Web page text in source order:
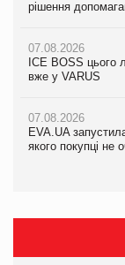
рішення
07.08.2026
ICE BOSS цього
вже у VARUS
07.08.2026
EVA.UA
якого покупці не
EVA.UA
06.08.2026
Смачна новинка
05.08.2026
Мережа
Продажі Hugo